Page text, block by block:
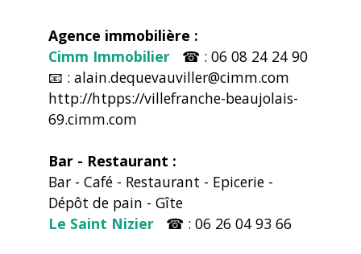
Agence immobilière :
Cimm Immobilier
☎ : 06 08 24 24 90
📧 : alain.dequevauviller@cimm.com
http://htpps://villefranche-beaujolais-
69.cimm.com
Bar - Restaurant :
Bar - Café - Restaurant - Epicerie -
Dépôt de pain - Gîte
Le Saint Nizier
☎ : 06 26 04 93 66